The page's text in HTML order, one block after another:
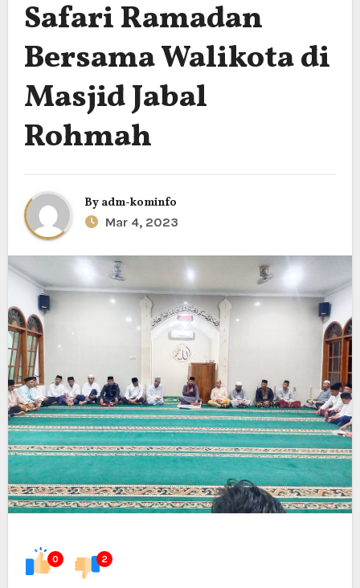
Safari Ramadan
Bersama Walikota di
Masjid Jabal
Rohmah
By adm-kominfo
Mar 4, 2023
0 2